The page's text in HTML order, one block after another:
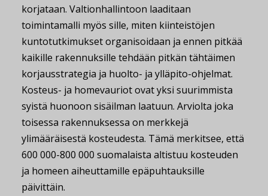
korjataan. Valtionhallintoon laaditaan
toimintamalli myös sille, miten kiinteistöjen
kuntotutkimukset organisoidaan ja ennen pitkää
kaikille rakennuksille tehdään pitkän tähtäimen
korjausstrategia ja huolto- ja ylläpito-ohjelmat.
Kosteus- ja homevauriot ovat yksi suurimmista
syistä huonoon sisäilman laatuun. Arviolta joka
toisessa rakennuksessa on merkkejä
ylimääräisestä kosteudesta. Tämä merkitsee, että
600 000-800 000 suomalaista altistuu kosteuden
ja homeen aiheuttamille epäpuhtauksille
päivittäin.